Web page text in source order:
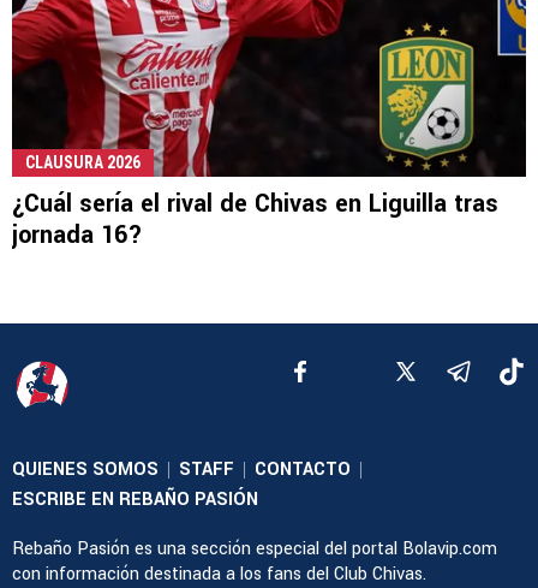
CLAUSURA 2026
¿Cuál sería el rival de Chivas en Liguilla tras
jornada 16?
QUIENES SOMOS | STAFF | CONTACTO |
ESCRIBE EN REBAÑO PASIÓN
Rebaño Pasión es una sección especial del portal Bolavip.com
con información destinada a los fans del Club Chivas.